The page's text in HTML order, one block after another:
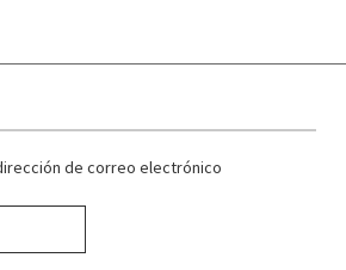
de correo electrónico